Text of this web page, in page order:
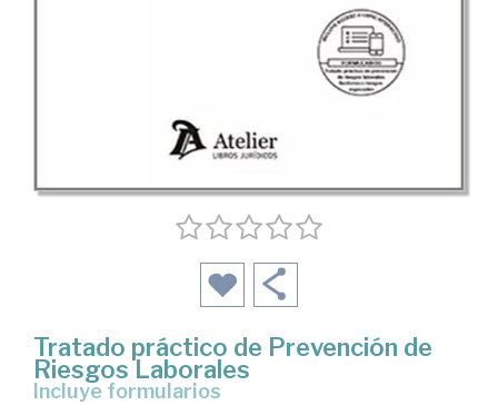
Tratado práctico de Prevención de
Riesgos Laborales
Incluye formularios